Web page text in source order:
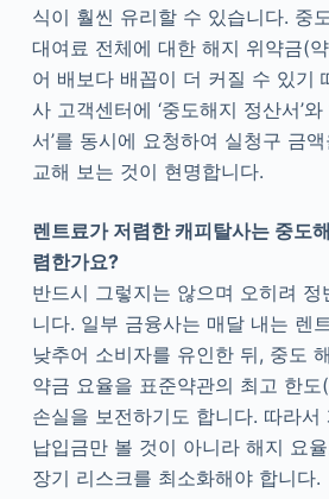
식이 훨씬 유리할 수 있습니다. 중
대여료 전체에 대한 해지 위약금(
어 배보다 배꼽이 더 커질 수 있기
사 고객센터에 ‘중도해지 정산서’
서’를 동시에 요청하여 실청구 금
교해 보는 것이 현명합니다.
렌트료가 저렴한 캐피탈사는 중도
렴한가요?
반드시 그렇지는 않으며 오히려
니다. 일부 금융사는 매달 내는 렌
낮추어 소비자를 유인한 뒤, 중도
약금 요율을 표준약관의 최고 한
손실을 보전하기도 합니다. 따라서
납입금만 볼 것이 아니라 해지 요
장기 리스크를 최소화해야 합니다.